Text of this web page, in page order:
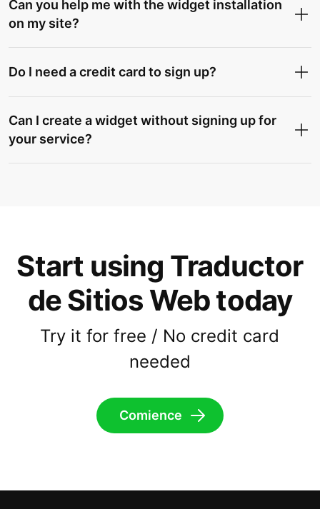
Can you help me with the widget installation
on my site?
Do I need a credit card to sign up?
Can I create a widget without signing up for
your service?
Start using Traductor
de Sitios Web today
Try it for free / No credit card
needed
Comience